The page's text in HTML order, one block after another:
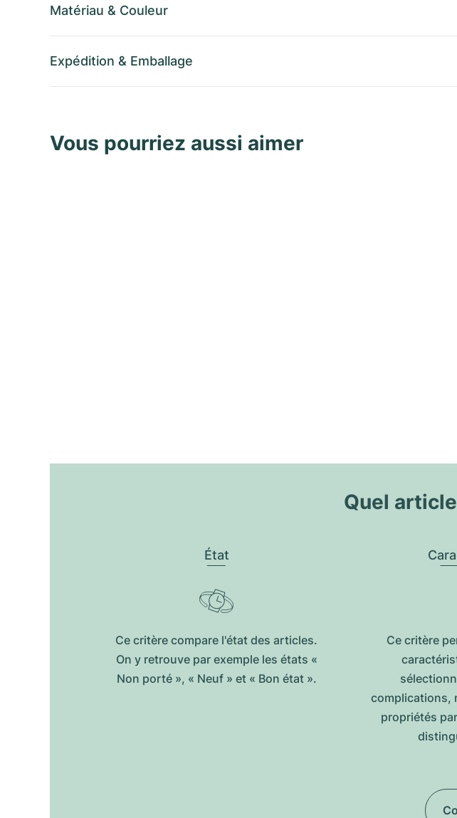
Matériau & Couleur
Expédition & Emballage
Vous pourriez aussi aimer
Quel
État
Ce critère compare l'état des articles.
On y retrouve par exemple les états «
Non porté », « Neuf » et « Bon état ».
Ce critère
complications,
propriétés